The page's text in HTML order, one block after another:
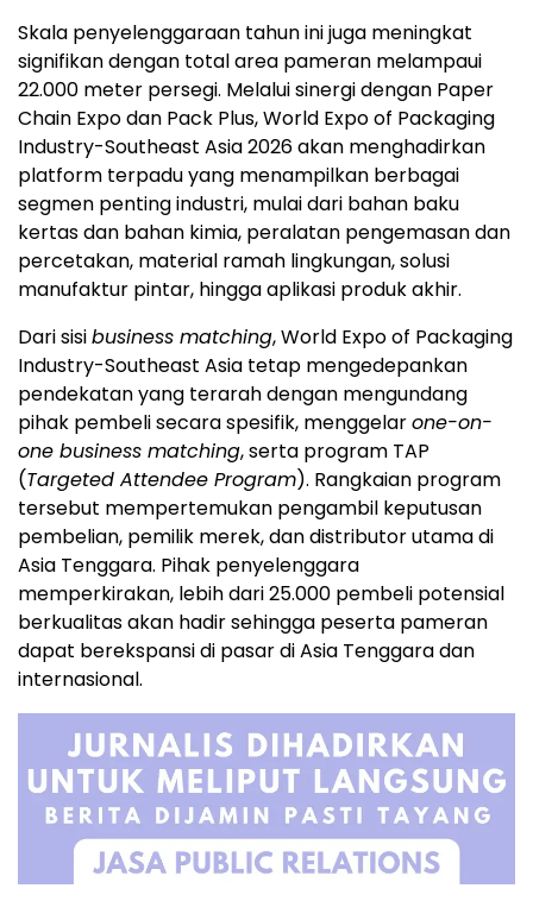
Skala penyelenggaraan tahun ini juga meningkat
signifikan dengan total area pameran melampaui
22.000 meter persegi. Melalui sinergi dengan Paper
Chain Expo dan Pack Plus, World Expo of Packaging
Industry-Southeast Asia 2026 akan menghadirkan
platform terpadu yang menampilkan berbagai
segmen penting industri, mulai dari bahan baku
kertas dan bahan kimia, peralatan pengemasan dan
percetakan, material ramah lingkungan, solusi
manufaktur pintar, hingga aplikasi produk akhir.
Dari sisibusiness matching, World Expo of Packaging
Industry-Southeast Asia tetap mengedepankan
pendekatan yang terarah dengan mengundang
pihak pembeli secara spesifik, menggelarone-on-
one business matching, serta program TAP
(Targeted Attendee Program). Rangkaian program
tersebut mempertemukan pengambil keputusan
pembelian, pemilik merek, dan distributor utama di
Asia Tenggara. Pihak penyelenggara
memperkirakan, lebih dari 25.000 pembeli potensial
berkualitas akan hadir sehingga peserta pameran
dapat berekspansi di pasar di Asia Tenggara dan
internasional.